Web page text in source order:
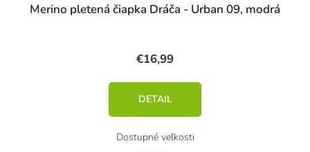
Merino pletená čiapka Dráča - Urban 09, modrá
€16,99
DETAIL